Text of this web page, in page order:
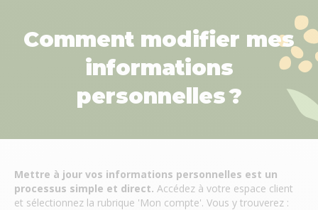
Comment modifier mes
informations
personnelles ?
Mettre à jour vos informations personnelles est un
processus simple et direct. Accédez à votre espace client
et sélectionnez la rubrique 'Mon compte'. Vous y trouverez :